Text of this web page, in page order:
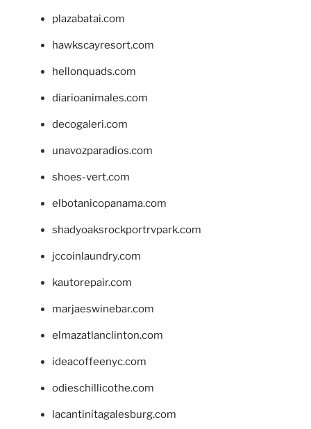
plazabatai.com
hawkscayresort.com
hellonquads.com
diarioanimales.com
decogaleri.com
unavozparadios.com
shoes-vert.com
elbotanicopanama.com
shadyoaksrockportrvpark.com
jccoinlaundry.com
kautorepair.com
marjaeswinebar.com
elmazatlanclinton.com
ideacoffeenyc.com
odieschillicothe.com
lacantinitagalesburg.com